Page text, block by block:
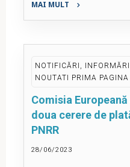
MAI MULT
"Sesiuni
informare
CERV"
NOTIFICĂRI,
NOUTATI PRIMA PAGINA
Comisia
doua cerere de
PNRR
28/06/2023